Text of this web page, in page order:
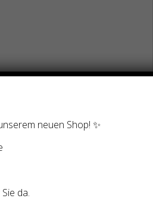
zu koordinieren.
– Bestellung!“
neuen Shop! ✨
da.